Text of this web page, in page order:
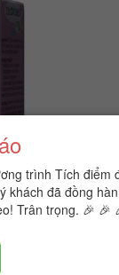
trình Tích điểm
khách đã đồng
Trân trọng. 🎉 🎉